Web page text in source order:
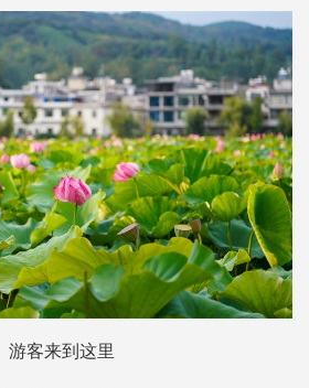
游客来到这里